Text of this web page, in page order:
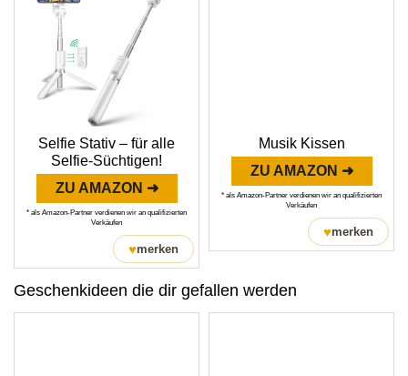
Selfie Stativ – für alle
Selfie-Süchtigen!
ZU AMAZON ➜
* als Amazon-Partner verdienen wir an qualifizierten
Verkäufen
♥merken
Musik Kissen
ZU AMAZON ➜
* als Amazon-Partner verdienen wir an qualifizierten
Verkäufen
♥merken
Geschenkideen die dir gefallen werden